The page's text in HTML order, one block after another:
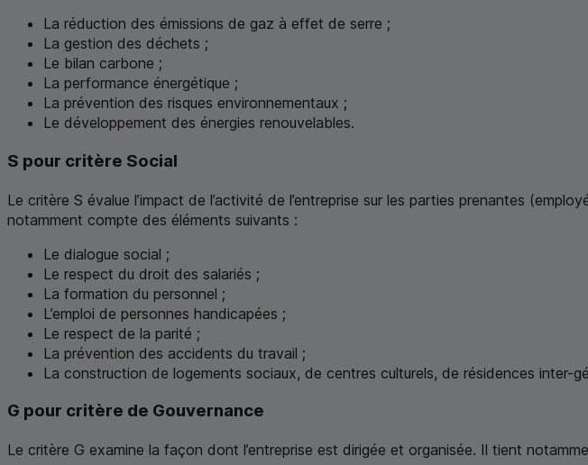
La réduction des émissions de gaz à effet de serre ;
La gestion des déchets ;
Le bilan carbone ;
La performance énergétique ;
La prévention des risques environnementaux ;
Le développement des énergies renouvelables.
S pour critère Social
Le critère S évalue l’impact de l’activité de l’entreprise sur les parties prenantes
notamment compte des éléments suivants :
Le dialogue social ;
Le respect du droit des salariés ;
La formation du personnel ;
L’emploi de personnes handicapées ;
Le respect de la parité ;
La prévention des accidents du travail ;
La construction de logements sociaux, de centres culturels, de résidences inter-
G pour critère de Gouvernance
Le critère G examine la façon dont l’entreprise est dirigée et organisée. Il tient